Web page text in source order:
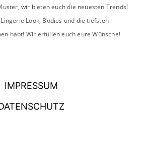
wir bieten euch die neuesten Trends!
Look, Bodies und die tiefsten
habt! Wir erfüllen euch eure Wünsche!
IMPRESSUM